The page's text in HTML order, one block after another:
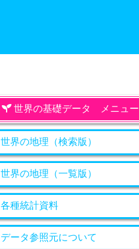
世界の基礎データ メニュー
世界の地理（検索版）
世界の地理（一覧版）
各種統計資料
データ参照元について